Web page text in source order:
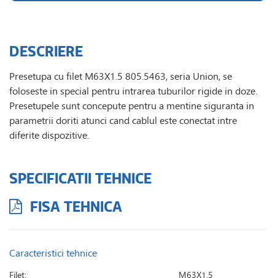
DESCRIERE
Presetupa cu filet M63X1.5 805.5463, seria Union, se
foloseste in special pentru intrarea tuburilor rigide in doze.
Presetupele sunt concepute pentru a mentine siguranta in
parametrii doriti atunci cand cablul este conectat intre
diferite dispozitive.
SPECIFICATII TEHNICE
FISA TEHNICA
Caracteristici tehnice
Filet: M63X1.5